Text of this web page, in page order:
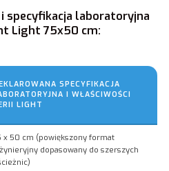
specyfikacja laboratoryjna
Light 75x50 cm:
SPECYFIKACJA
I WŁAŚCIWOŚCI
LIGHT
x 50 cm (powiększony format
dopasowany do szerszych